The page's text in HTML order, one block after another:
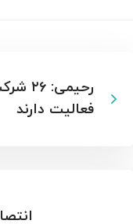
فعالیت دارند